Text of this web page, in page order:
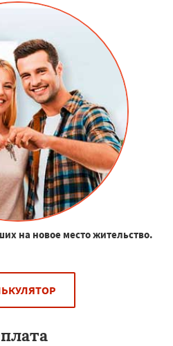
на новое место жительство.